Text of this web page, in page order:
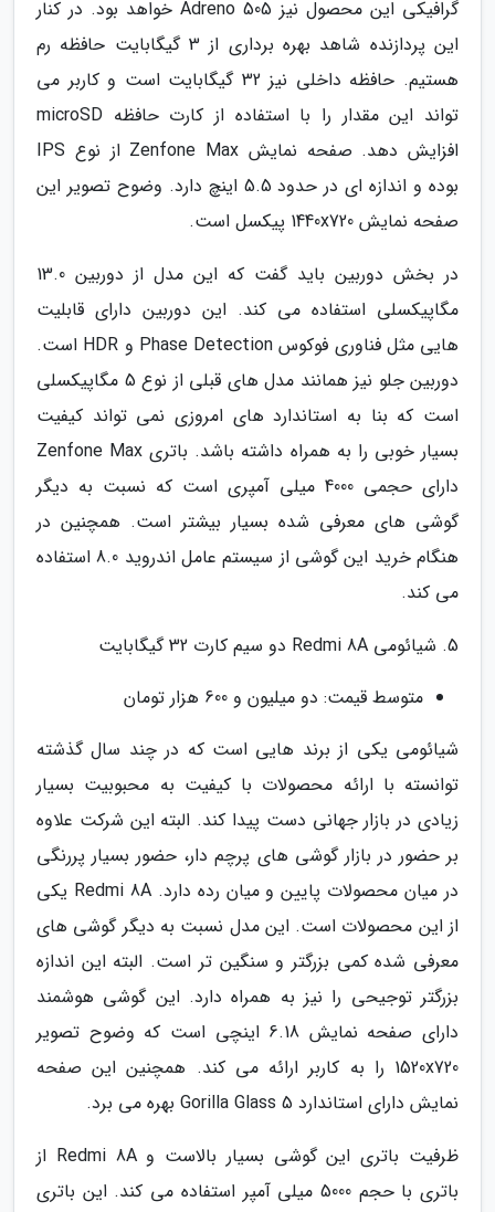
گرافیکی این محصول نیز Adreno 505 خواهد بود. در کنار
این پردازنده شاهد بهره برداری از 3 گیگابایت حافظه رم
هستیم. حافظه داخلی نیز 32 گیگابایت است و کاربر می
تواند این مقدار را با استفاده از کارت حافظه microSD
افزایش دهد. صفحه نمایش Zenfone Max از نوع IPS
بوده و اندازه ای در حدود 5.5 اینچ دارد. وضوح تصویر این
صفحه نمایش 1440x720 پیکسل است.
در بخش دوربین باید گفت که این مدل از دوربین 13.0
مگاپیکسلی استفاده می کند. این دوربین دارای قابلیت
هایی مثل فناوری فوکوس Phase Detection و HDR است.
دوربین جلو نیز همانند مدل های قبلی از نوع 5 مگاپیکسلی
است که بنا به استاندارد های امروزی نمی تواند کیفیت
بسیار خوبی را به همراه داشته باشد. باتری Zenfone Max
دارای حجمی 4000 میلی آمپری است که نسبت به دیگر
گوشی های معرفی شده بسیار بیشتر است. همچنین در
هنگام خرید این گوشی از سیستم عامل اندروید 8.0 استفاده
می کند.
5. شیائومی Redmi 8A دو سیم کارت 32 گیگابایت
متوسط قیمت: دو میلیون و 600 هزار تومان
شیائومی یکی از برند هایی است که در چند سال گذشته
توانسته با ارائه محصولات با کیفیت به محبوبیت بسیار
زیادی در بازار جهانی دست پیدا کند. البته این شرکت علاوه
بر حضور در بازار گوشی های پرچم دار، حضور بسیار پررنگی
در میان محصولات پایین و میان رده دارد. Redmi 8A یکی
از این محصولات است. این مدل نسبت به دیگر گوشی های
معرفی شده کمی بزرگتر و سنگین تر است. البته این اندازه
بزرگتر توجیحی را نیز به همراه دارد. این گوشی هوشمند
دارای صفحه نمایش 6.18 اینچی است که وضوح تصویر
1520x720 را به کاربر ارائه می کند. همچنین این صفحه
نمایش دارای استاندارد Gorilla Glass 5 بهره می برد.
ظرفیت باتری این گوشی بسیار بالاست و Redmi 8A از
باتری با حجم 5000 میلی آمپر استفاده می کند. این باتری